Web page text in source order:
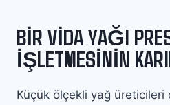
BIR VIDA YAĞI
İŞLETMESININ
Küçük ölçekli yağ